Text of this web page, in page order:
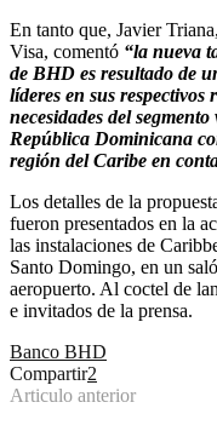
En tanto que, Javier
Visa, comentó “la nueva
de BHD es resultado de
líderes en sus respectivos
necesidades del
República Dominicana
región del Caribe en
Los detalles de la
fueron presentados en la
las instalaciones de
Santo Domingo, en un
aeropuerto. Al coctel de
e invitados de la prensa.
Banco BHD
Compartir2
Articulo anterior